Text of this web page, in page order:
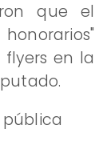
que el
en la